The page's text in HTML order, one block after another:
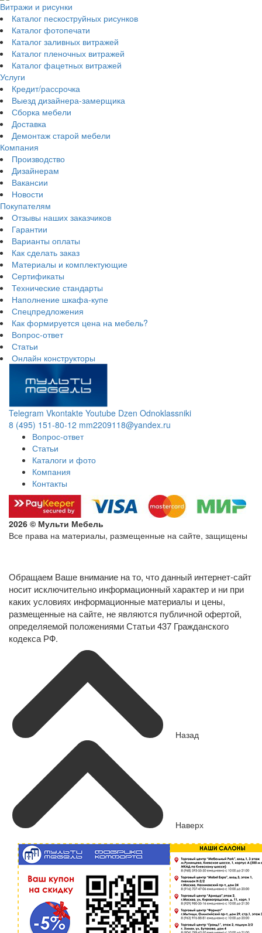
Витражи и рисунки
Каталог пескоструйных рисунков
Каталог фотопечати
Каталог заливных витражей
Каталог пленочных витражей
Каталог фацетных витражей
Услуги
Кредит/рассрочка
Выезд дизайнера-замерщика
Сборка мебели
Доставка
Демонтаж старой мебели
Компания
Производство
Дизайнерам
Вакансии
Новости
Покупателям
Отзывы наших заказчиков
Гарантии
Варианты оплаты
Как сделать заказ
Материалы и комплектующие
Сертификаты
Технические стандарты
Наполнение шкафа-купе
Спецпредложения
Как формируется цена на мебель?
Вопрос-ответ
Статьи
Онлайн конструкторы
Telegram Vkontakte Youtube Dzen Odnoklassniki
8 (495) 151-80-12 mm2209118@yandex.ru
Вопрос-ответ
Статьи
Каталоги и фото
Компания
Контакты
2026 © Мульти Мебель
Все права на материалы, размещенные на сайте, защищены
Обращаем Ваше внимание на то, что данный интернет-сайт
носит исключительно информационный характер и ни при
каких условиях информационные материалы и цены,
размещенные на сайте, не являются публичной офертой,
определяемой положениями Статьи 437 Гражданского
кодекса РФ.
Назад
Наверх